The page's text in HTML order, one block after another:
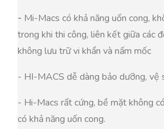
- Mi-Macs có khả năng uốn cong,
trong khi thi công, liên kết giữa các
không lưu trữ vi khẩn và nấm mốc
- HI-MACS dễ dàng bảo dưỡng, vệ
- Hi-Macs rất cứng, bề mặt không
có khả năng uốn cong.